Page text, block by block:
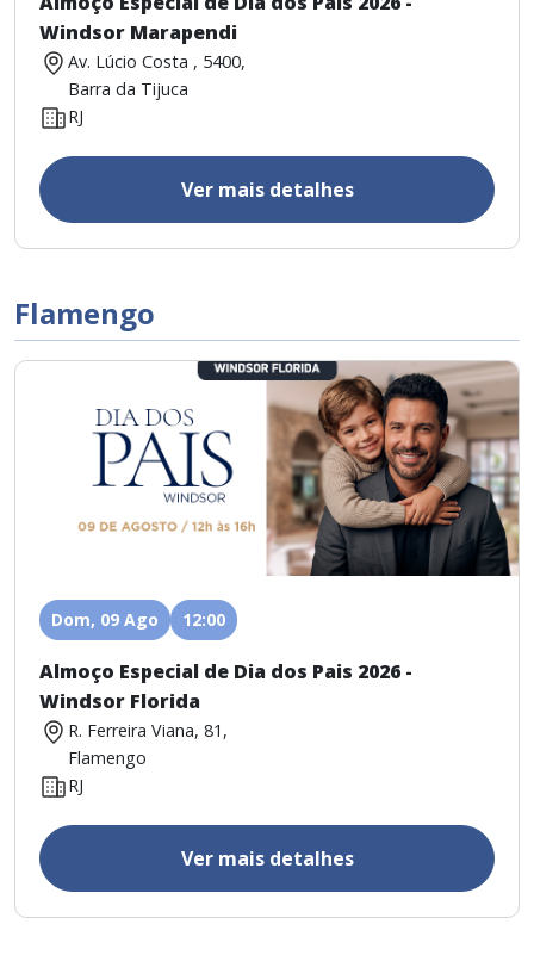
Windsor Marapendi
Av. Lúcio Costa , 5400,
Barra da Tijuca
RJ
Ver mais detalhes
Flamengo
Dom, 09 Ago 12:00
Almoço Especial de Dia dos Pais 2026 -
Windsor Florida
R. Ferreira Viana, 81,
Flamengo
RJ
Ver mais detalhes